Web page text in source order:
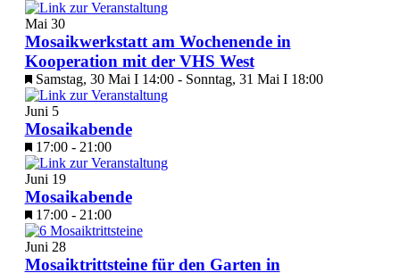
Mai 30
Mosaikwerkstatt am Wochenende in
Kooperation mit der VHS West
Samstag, 30 Mai I 14:00- Sonntag, 31 Mai I 18:00
Juni 5
Mosaikabende
17:00 - 21:00
Juni 19
Mosaikabende
17:00 - 21:00
Juni 28
Mosaiktrittsteine für den Garten in